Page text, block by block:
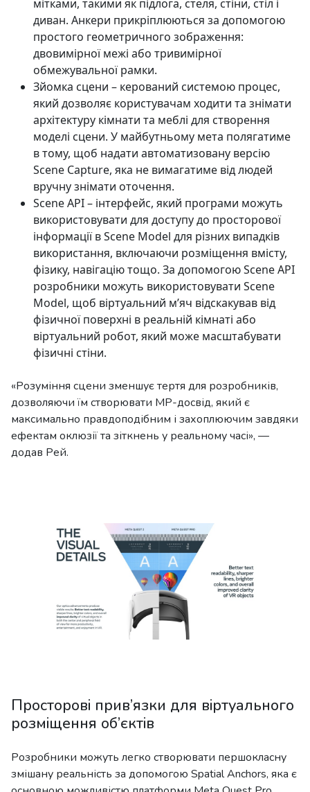
мітками, такими як підлога, стеля, стіни, стіл і
диван. Анкери прикріплюються за допомогою
простого геометричного зображення:
двовимірної межі або тривимірної
обмежувальної рамки.
Зйомка сцени – керований системою процес,
який дозволяє користувачам ходити та знімати
архітектуру кімнати та меблі для створення
моделі сцени. У майбутньому мета полягатиме
в тому, щоб надати автоматизовану версію
Scene Capture, яка не вимагатиме від людей
вручну знімати оточення.
Scene API – інтерфейс, який програми можуть
використовувати для доступу до просторової
інформації в Scene Model для різних випадків
використання, включаючи розміщення вмісту,
фізику, навігацію тощо. За допомогою Scene API
розробники можуть використовувати Scene
Model, щоб віртуальний м’яч відскакував від
фізичної поверхні в реальній кімнаті або
віртуальний робот, який може масштабувати
фізичні стіни.
«Розуміння сцени зменшує тертя для розробників,
дозволяючи їм створювати МР-досвід, який є
максимально правдоподібним і захоплюючим завдяки
ефектам оклюзії та зіткнень у реальному часі», —
додав Рей.
Просторові прив’язки для віртуального
розміщення об’єктів
Розробники можуть легко створювати першокласну
змішану реальність за допомогою Spatial Anchors, яка є